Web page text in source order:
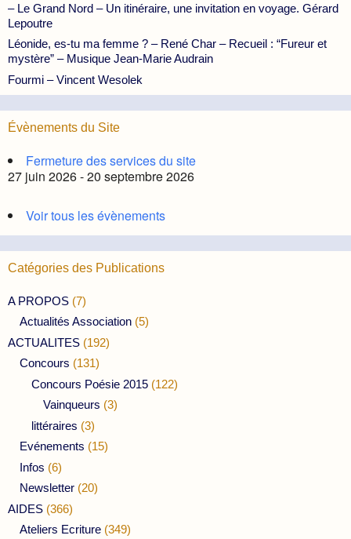
– Le Grand Nord – Un itinéraire, une invitation en voyage. Gérard
Lepoutre
Léonide, es-tu ma femme ? – René Char – Recueil : “Fureur et
mystère” – Musique Jean-Marie Audrain
Fourmi – Vincent Wesolek
Évènements du Site
Fermeture des services du site
27 juin 2026 - 20 septembre 2026
Voir tous les évènements
Catégories des Publications
A PROPOS (7)
Actualités Association (5)
ACTUALITES (192)
Concours (131)
Concours Poésie 2015 (122)
Vainqueurs (3)
littéraires (3)
Evénements (15)
Infos (6)
Newsletter (20)
AIDES (366)
Ateliers Ecriture (349)